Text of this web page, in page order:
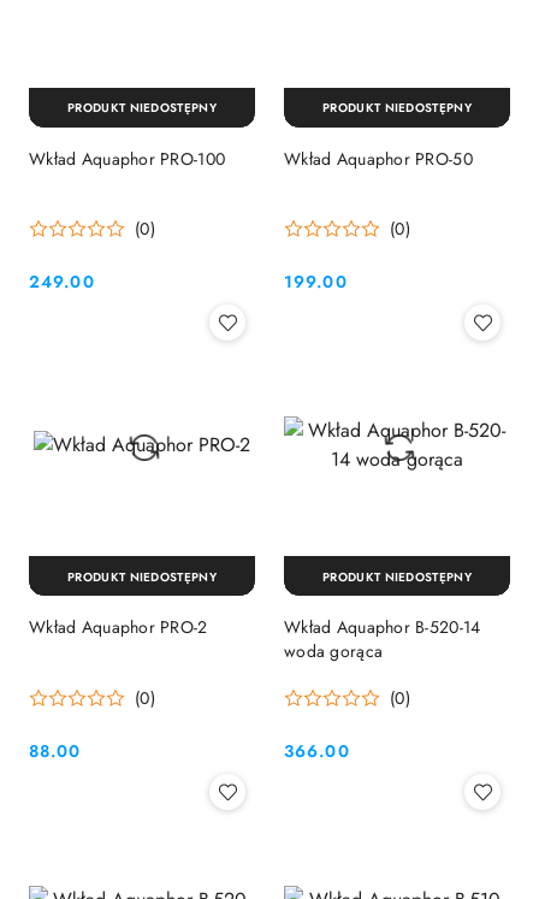
Wkład Aquaphor PRO-100
(0)
Cena:
249.00
PRODUKT NIEDOSTĘPNY
Wkład Aquaphor PRO-50
(0)
Cena:
199.00
PRODUKT NIEDOSTĘPNY
Wkład Aquaphor PRO-2
(0)
Cena:
88.00
PRODUKT NIEDOSTĘPNY
Wkład Aquaphor B-520-14
woda gorąca
(0)
Cena:
366.00
PRODUKT NIEDOSTĘPNY